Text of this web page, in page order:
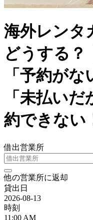
海外レンタ
どうする？
「予約がな
「未払い
約できない
借出営業所
他の営業所に返却
貸出日
2026-08-13
時刻
11:00 AM